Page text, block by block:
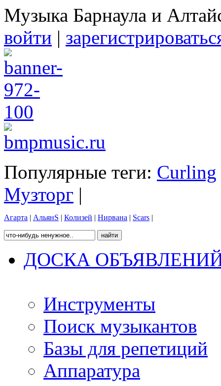
Музыка Барнаула и
войти |
Популярные теги: Curling
Музторг |
Агарта | АльянS | Колизей | Нирвана | Scars |
ДОСКА
Инструменты
Поиск музыкантов
Базы для репетиций
Аппаратура